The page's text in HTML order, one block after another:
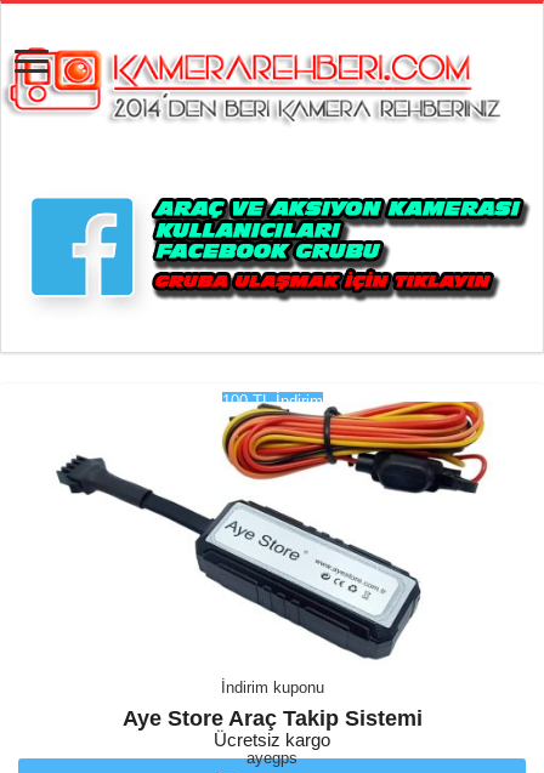
100 TL İndirim
İndirim kuponu
Aye Store Araç Takip Sistemi
Ücretsiz kargo
ayegps